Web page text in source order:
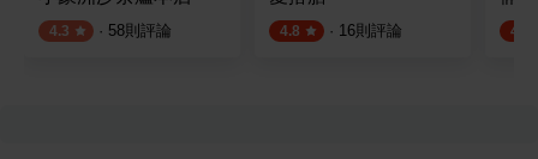
4.3 · 58則評論 4.8 · 16則評論 4.6